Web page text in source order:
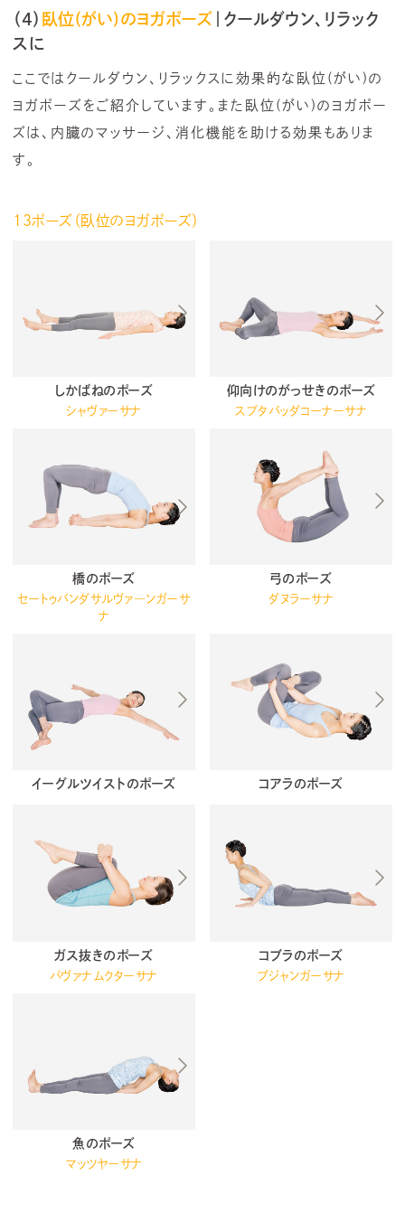
（4） 臥位(がい)のヨガポーズ ｜クールダウン、リラック
スに
ここではクールダウン、リラックスに効果的な臥位(がい)の
ヨガポーズをご紹介しています。また臥位(がい)のヨガポー
ズは、内臓のマッサージ、消化機能を助ける効果もありま
す。
13ポーズ（臥位のヨガポーズ）
しかばねのポーズ
シャヴァーサナ
仰向けのがっせきのポーズ
スプタバッダコーナーサナ
橋のポーズ
セートゥバンダサルヴァ―ンガーサ
ナ
弓のポーズ
ダヌラーサナ
イーグルツイストのポーズ コアラのポーズ
ガス抜きのポーズ
パヴァナムクターサナ
コブラのポーズ
ブジャンガーサナ
魚のポーズ
マッツヤーサナ